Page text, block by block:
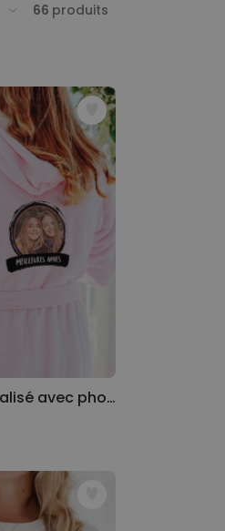
66 produits
Peignoir personnalisé avec photo et texte